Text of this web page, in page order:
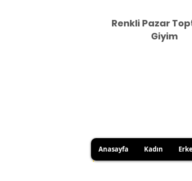
Renkli Pazar
Giyim
Anasayfa Kadın